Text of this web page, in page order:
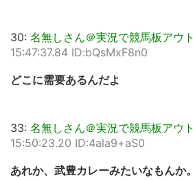
30: 名無しさん＠実況で競馬板アウト
15:47:37.84 ID:bQsMxF8n0
どこに需要あるんだよ
33: 名無しさん＠実況で競馬板アウト
15:50:23.20 ID:4ala9+aS0
あれか、武豊カレーみたいなもんか。